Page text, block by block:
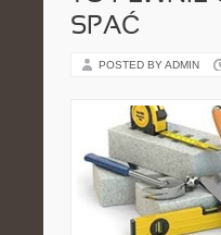
SPAĆ
POSTED BY ADMIN